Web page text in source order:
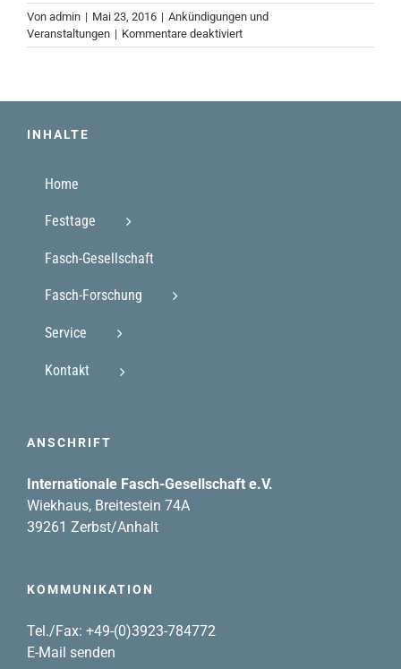
Von admin | Mai 23, 2016 | Ankündigungen und
Veranstaltungen | Kommentare deaktiviertfür
20.-23.05.2016
INHALTE
Home
Festtage
Fasch-Gesellschaft
Fasch-Forschung
Service
Kontakt
ANSCHRIFT
Internationale Fasch-Gesellschaft e.V.
Wiekhaus, Breitestein 74A
39261 Zerbst/Anhalt
KOMMUNIKATION
Tel./Fax: +49-(0)3923-784772
E-Mail senden